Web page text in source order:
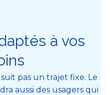
à vos
pas un trajet fixe. Le
aussi des usagers qui